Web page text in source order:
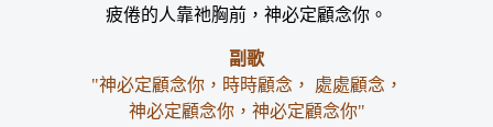
疲倦的人靠祂胸前，神必定顧念你。
副歌
"神必定顧念你，時時顧念， 處處顧念，
神必定顧念你，神必定顧念你"